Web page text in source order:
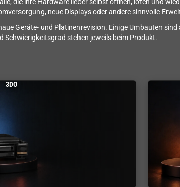
die ihre Hardware lieber selbst öffnen, löten und
neue Displays oder andere sinnvolle
Geräte- und Platinenrevision. Einige Umbauten
Schwierigkeitsgrad stehen jeweils beim Produkt.
3DO